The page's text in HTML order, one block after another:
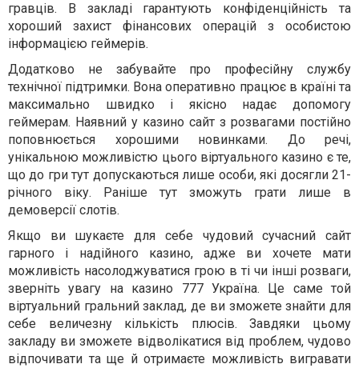
гравців. В закладі гарантують конфіденційність та
хороший захист фінансових операцій з особистою
інформацією геймерів.
Додатково не забувайте про професійну службу
технічної підтримки. Вона оперативно працює в країні та
максимально швидко і якісно надає допомогу
геймерам. Наявний у казино сайт з розвагами постійно
поповнюється хорошими новинками. До речі,
унікальною можливістю цього віртуального казино є те,
що до гри тут допускаються лише особи, які досягли 21-
річного віку. Раніше тут зможуть грати лише в
демоверсії слотів.
Якщо ви шукаєте для себе чудовий сучасний сайт
гарного і надійного казино, адже ви хочете мати
можливість насолоджуватися грою в ті чи інші розваги,
зверніть увагу на казино 777 Україна. Це саме той
віртуальний гральний заклад, де ви зможете знайти для
себе величезну кількість плюсів. Завдяки цьому
закладу ви зможете відволікатися від проблем, чудово
відпочивати та ще й отримаєте можливість вигравати